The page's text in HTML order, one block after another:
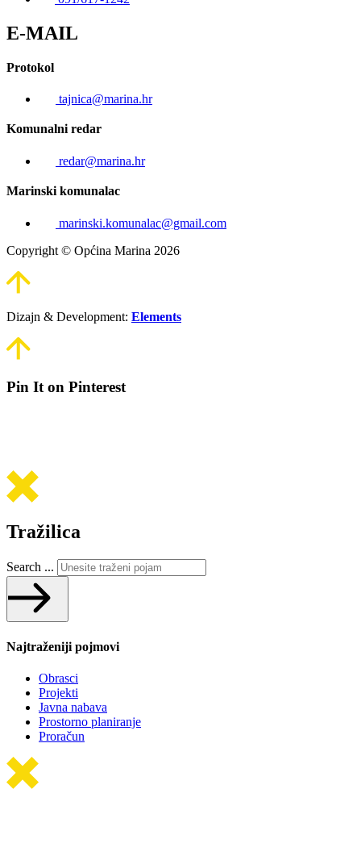
E-MAIL
Protokol
tajnica@marina.hr
Komunalni redar
redar@marina.hr
Marinski komunalac
marinski.komunalac@gmail.com
Copyright © Općina Marina 2026
Dizajn & Development: Elements
Pin It on Pinterest
Tražilica
Search ...
Najtraženiji pojmovi
Obrasci
Projekti
Javna nabava
Prostorno planiranje
Proračun